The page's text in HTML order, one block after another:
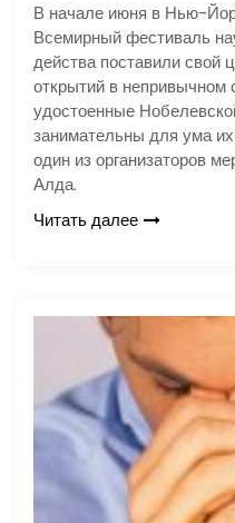
В начале июня в Нью-
Всемирный фестиваль
действа поставили свой
открытий в
удостоенные
занимательны для ума
один из организаторов
Алда.
Читать далее